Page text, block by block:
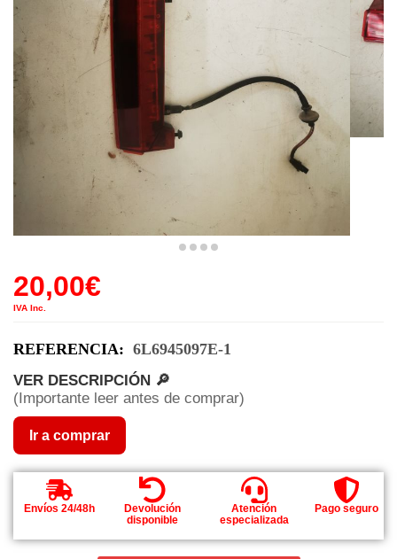
20,00€
IVA Inc.
REFERENCIA: 6L6945097E-1
VER DESCRIPCIÓN 🔎
(Importante leer antes de comprar)
Ir a comprar
Envíos 24/48h
Devolución
disponible
Atención
especializada
Pago seguro